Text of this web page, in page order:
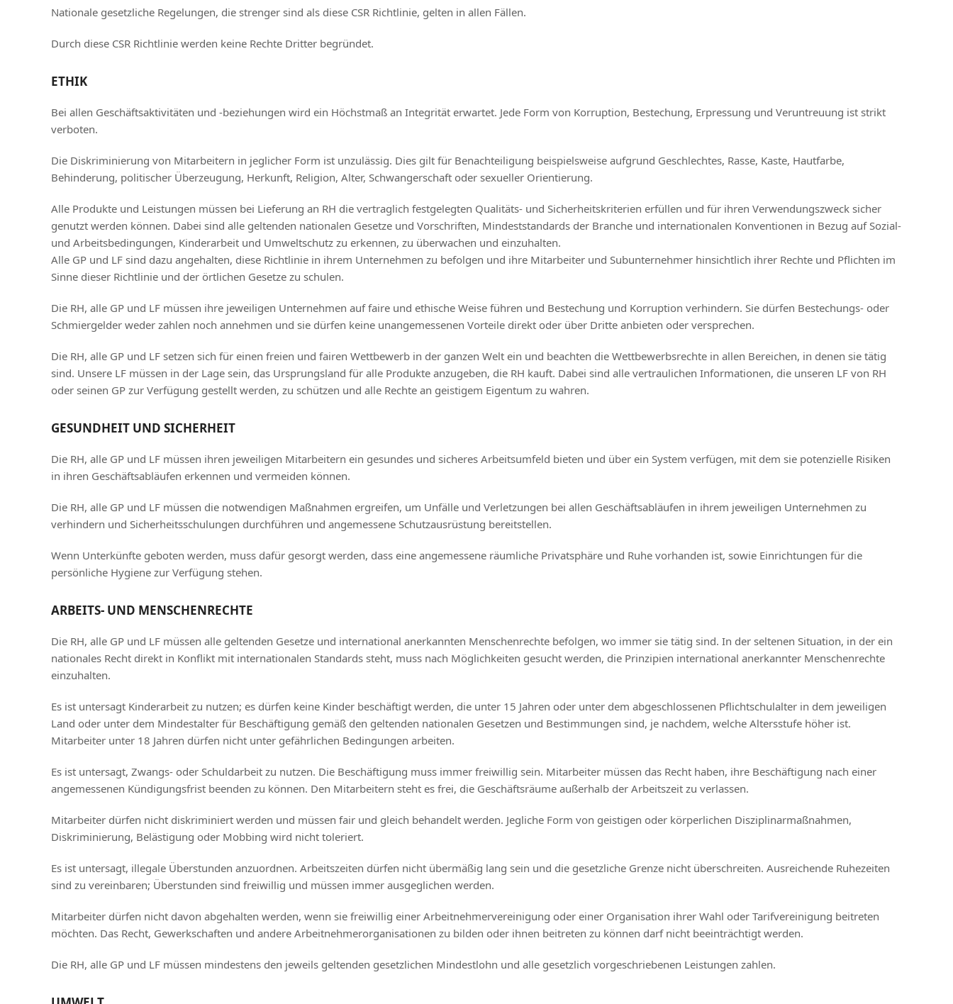
Nationale gesetzliche Regelungen, die strenger sind als diese CSR Richtlinie, gelten in allen Fällen.
Durch diese CSR Richtlinie werden keine Rechte Dritter begründet.
ETHIK
Bei allen Geschäftsaktivitäten und -beziehungen wird ein Höchstmaß an Integrität erwartet. Jede Form von Korruption, Bestechung, Erpressung und Veruntreuung ist strikt
verboten.
Die Diskriminierung von Mitarbeitern in jeglicher Form ist unzulässig. Dies gilt für Benachteiligung beispielsweise aufgrund Geschlechtes, Rasse, Kaste, Hautfarbe,
Behinderung, politischer Überzeugung, Herkunft, Religion, Alter, Schwangerschaft oder sexueller Orientierung.
Alle Produkte und Leistungen müssen bei Lieferung an RH die vertraglich festgelegten Qualitäts- und Sicherheitskriterien erfüllen und für ihren Verwendungszweck sicher
genutzt werden können. Dabei sind alle geltenden nationalen Gesetze und Vorschriften, Mindeststandards der Branche und internationalen Konventionen in Bezug auf Sozial-
und Arbeitsbedingungen, Kinderarbeit und Umweltschutz zu erkennen, zu überwachen und einzuhalten.
Alle GP und LF sind dazu angehalten, diese Richtlinie in ihrem Unternehmen zu befolgen und ihre Mitarbeiter und Subunternehmer hinsichtlich ihrer Rechte und Pflichten im
Sinne dieser Richtlinie und der örtlichen Gesetze zu schulen.
Die RH, alle GP und LF müssen ihre jeweiligen Unternehmen auf faire und ethische Weise führen und Bestechung und Korruption verhindern. Sie dürfen Bestechungs- oder
Schmiergelder weder zahlen noch annehmen und sie dürfen keine unangemessenen Vorteile direkt oder über Dritte anbieten oder versprechen.
Die RH, alle GP und LF setzen sich für einen freien und fairen Wettbewerb in der ganzen Welt ein und beachten die Wettbewerbsrechte in allen Bereichen, in denen sie tätig
sind. Unsere LF müssen in der Lage sein, das Ursprungsland für alle Produkte anzugeben, die RH kauft. Dabei sind alle vertraulichen Informationen, die unseren LF von RH
oder seinen GP zur Verfügung gestellt werden, zu schützen und alle Rechte an geistigem Eigentum zu wahren.
GESUNDHEIT UND SICHERHEIT
Die RH, alle GP und LF müssen ihren jeweiligen Mitarbeitern ein gesundes und sicheres Arbeitsumfeld bieten und über ein System verfügen, mit dem sie potenzielle Risiken
in ihren Geschäftsabläufen erkennen und vermeiden können.
Die RH, alle GP und LF müssen die notwendigen Maßnahmen ergreifen, um Unfälle und Verletzungen bei allen Geschäftsabläufen in ihrem jeweiligen Unternehmen zu
verhindern und Sicherheitsschulungen durchführen und angemessene Schutzausrüstung bereitstellen.
Wenn Unterkünfte geboten werden, muss dafür gesorgt werden, dass eine angemessene räumliche Privatsphäre und Ruhe vorhanden ist, sowie Einrichtungen für die
persönliche Hygiene zur Verfügung stehen.
ARBEITS- UND MENSCHENRECHTE
Die RH, alle GP und LF müssen alle geltenden Gesetze und international anerkannten Menschenrechte befolgen, wo immer sie tätig sind. In der seltenen Situation, in der ein
nationales Recht direkt in Konflikt mit internationalen Standards steht, muss nach Möglichkeiten gesucht werden, die Prinzipien international anerkannter Menschenrechte
einzuhalten.
Es ist untersagt Kinderarbeit zu nutzen; es dürfen keine Kinder beschäftigt werden, die unter 15 Jahren oder unter dem abgeschlossenen Pflichtschulalter in dem jeweiligen
Land oder unter dem Mindestalter für Beschäftigung gemäß den geltenden nationalen Gesetzen und Bestimmungen sind, je nachdem, welche Altersstufe höher ist.
Mitarbeiter unter 18 Jahren dürfen nicht unter gefährlichen Bedingungen arbeiten.
Es ist untersagt, Zwangs- oder Schuldarbeit zu nutzen. Die Beschäftigung muss immer freiwillig sein. Mitarbeiter müssen das Recht haben, ihre Beschäftigung nach einer
angemessenen Kündigungsfrist beenden zu können. Den Mitarbeitern steht es frei, die Geschäftsräume außerhalb der Arbeitszeit zu verlassen.
Mitarbeiter dürfen nicht diskriminiert werden und müssen fair und gleich behandelt werden. Jegliche Form von geistigen oder körperlichen Disziplinarmaßnahmen,
Diskriminierung, Belästigung oder Mobbing wird nicht toleriert.
Es ist untersagt, illegale Überstunden anzuordnen. Arbeitszeiten dürfen nicht übermäßig lang sein und die gesetzliche Grenze nicht überschreiten. Ausreichende Ruhezeiten
sind zu vereinbaren; Überstunden sind freiwillig und müssen immer ausgeglichen werden.
Mitarbeiter dürfen nicht davon abgehalten werden, wenn sie freiwillig einer Arbeitnehmervereinigung oder einer Organisation ihrer Wahl oder Tarifvereinigung beitreten
möchten. Das Recht, Gewerkschaften und andere Arbeitnehmerorganisationen zu bilden oder ihnen beitreten zu können darf nicht beeinträchtigt werden.
Die RH, alle GP und LF müssen mindestens den jeweils geltenden gesetzlichen Mindestlohn und alle gesetzlich vorgeschriebenen Leistungen zahlen.